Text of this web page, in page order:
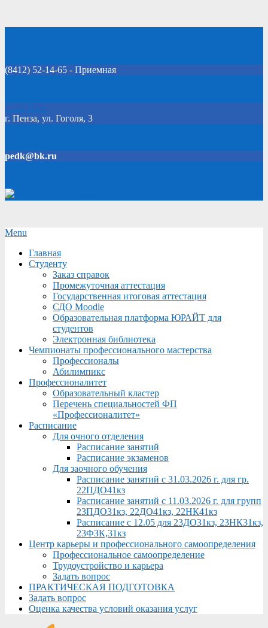
(8412) 52-14-65 - Приемная
Click Here
г. Пенза, ул. Гоголя, 3
pedk@bk.ru
Secondary
Menu
Menu
Главная
Студенту
Заказ справок
Промежуточная аттестация
Государственная итоговая аттестация
СДО Moodle
Образовательная платформа ЮРАЙТ для
студентов
Электронная библиотека
Чемпионаты профессионального мастерства
Профессионалы
Абилимпикс
Профессионалитет
Образовательный кластер
Перечень специальностей ФП
«Профессионалитет»
Расписание
Для очного отделения
Расписание занятий
Расписание экзаменов
Для заочного обучения
Расписание занятий с 31.03.2026 г. для гр.
22ПДО41кз
Расписание занятий с 11.03.2026 г. для групп
23ПДО31кз, 22ДО41кз, 22НК41кз
Расписание с 12.05 для 23ДО31кз, 23НК31кз,
23ФЗК,31кз
Центр карьеры и профессионального самоопределения
Профессиональное самоопределение
Трудоустройство и карьера
Задать вопрос
ПРАКТИЧЕСКАЯ ПОДГОТОВКА
Задать вопрос
Оценка качества условий оказания услуг